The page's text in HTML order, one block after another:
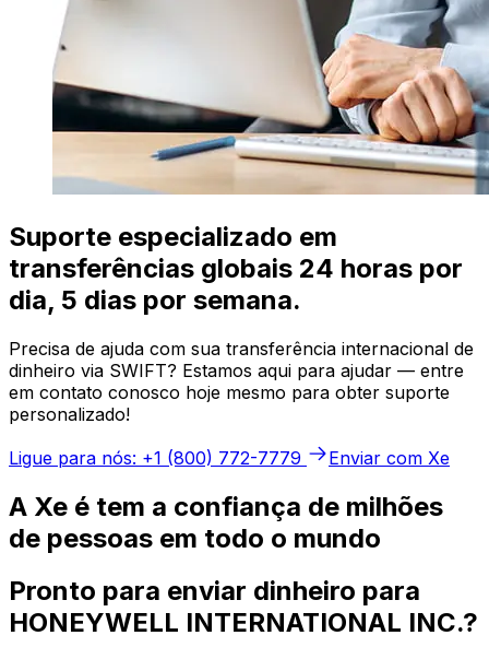
Suporte especializado em
transferências globais 24 horas por
dia, 5 dias por semana.
Precisa de ajuda com sua transferência internacional de
dinheiro via SWIFT? Estamos aqui para ajudar — entre
em contato conosco hoje mesmo para obter suporte
personalizado!
Ligue para nós: +1 (800) 772-7779
Enviar com Xe
A Xe é tem a confiança de milhões
de pessoas em todo o mundo
Pronto para enviar dinheiro para
HONEYWELL INTERNATIONAL INC.?